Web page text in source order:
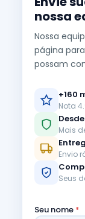
nossa
Nossa
página
possam
+160
Nota
Mais
Envio
Seus
Seu nome *